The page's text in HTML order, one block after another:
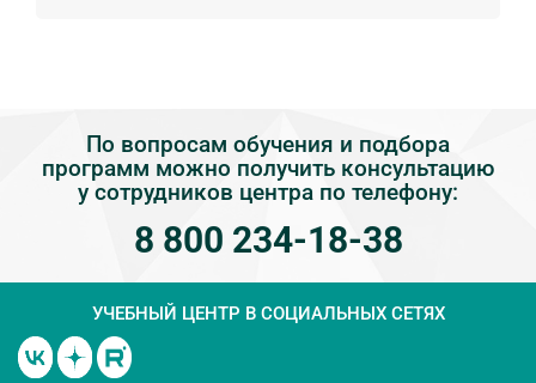
По вопросам обучения и подбора
программ можно получить консультацию
у сотрудников центра по телефону:
8 800 234-18-38
УЧЕБНЫЙ ЦЕНТР В СОЦИАЛЬНЫХ СЕТЯХ